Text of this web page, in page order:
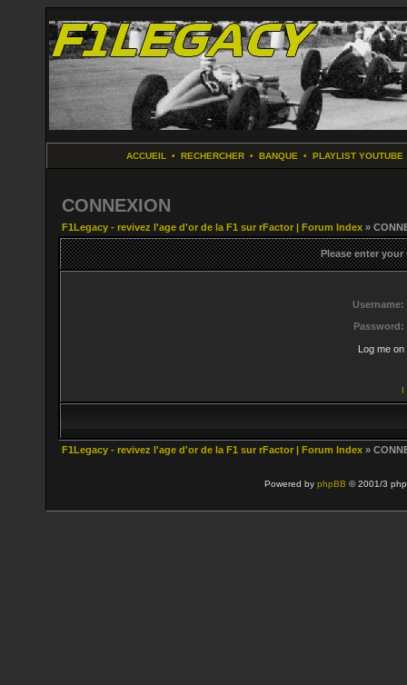
ACCUEIL • RECHERCHER• BANQUE • PLAYLIST YOUTUBE
CONNEXION
F1Legacy - revivez l'age d'or de la F1 sur rFactor | Forum Index »
Please enter
Username:
Password:
Log me
I
F1Legacy - revivez l'age d'or de la F1 sur rFactor | Forum Index »
Powered by phpBB © 2001/3